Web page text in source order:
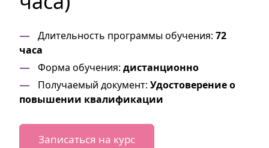
Длительность программы обучения: 72
часа
Форма обучения: дистанционно
Получаемый документ: Удостоверение о
повышении квалификации
Записаться на курс